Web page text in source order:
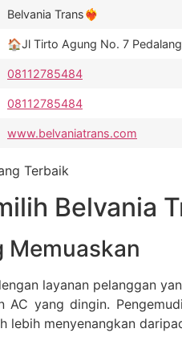
Belvania Trans❤️‍🔥
🏠Jl Tirto Agung No. 7
08112785484
08112785484
www.belvaniatrans.com
Belvania
Memuaskan
layanan pelanggan
AC yang dingin.
lebih menyenangkan